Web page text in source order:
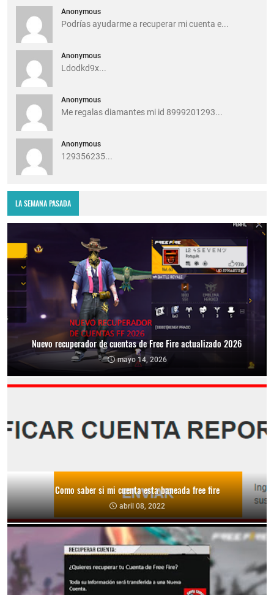
Anonymous
Podrías ayudarme a recuperar mi cuenta e...
Anonymous
Ldodkd9x...
Anonymous
Me regalas diamantes mi id 8999201293...
Anonymous
129356235...
LA SEMANA PASADA
Nuevo recuperador de cuentas de Free Fire actualizado 2026
mayo 14, 2026
Como saber si mi cuenta esta baneada free fire
abril 08, 2022